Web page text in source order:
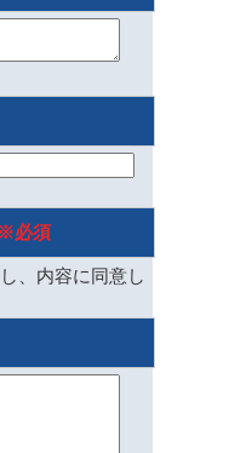
※必須
、内容に同意し